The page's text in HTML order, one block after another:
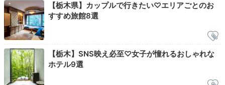
じ、心もすっきり明るく満たされていきますよ。
keikoooko
朝から部屋の温泉を2回。さらに大浴場まで行きましたが、1人貸切
【栃木県】カップルで行きたい♡エリアごとのお
すすめ旅館8選
【栃木】SNS映え必至♡女子が憧れるおしゃれな
ホテル9選